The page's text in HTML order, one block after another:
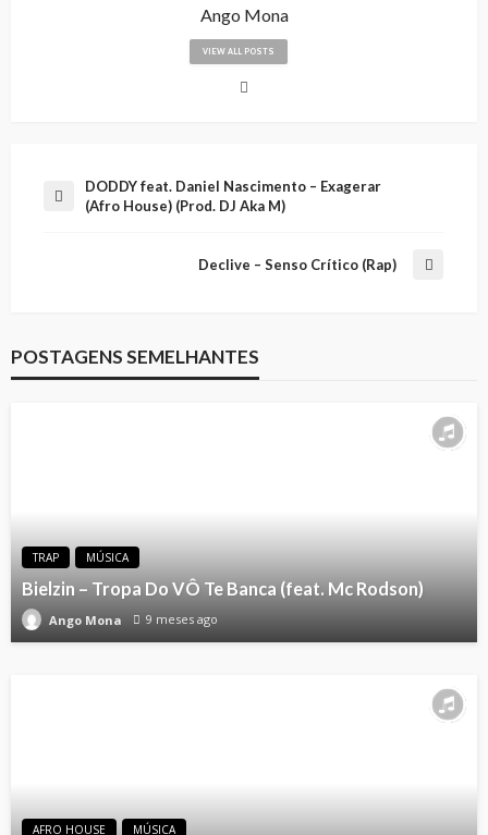
Ango Mona
VIEW ALL POSTS
DODDY feat. Daniel Nascimento – Exagerar
(Afro House) (Prod. DJ Aka M)
Declive – Senso Crítico (Rap)
POSTAGENS SEMELHANTES
TRAP MÚSICA
Bielzin – Tropa Do VÔ Te Banca (feat. Mc Rodson)
Ango Mona 9 meses ago
AFRO HOUSE MÚSICA